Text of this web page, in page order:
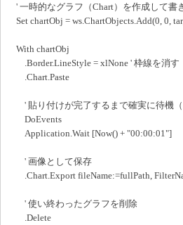
' 一時的なグラフ（Chart）を作成して書
Set chartObj = ws.ChartObjects.Add(0, 0,
With chartObj
.Border.LineStyle = xlNone ' 枠線を消す
.Chart.Paste
' 貼り付けが完了するまで確実に待機（
DoEvents
Application.Wait [Now() + "00:00:01"]
' 画像として保存
.Chart.Export fileName:=fullPath,
' 使い終わったグラフを削除
.Delete